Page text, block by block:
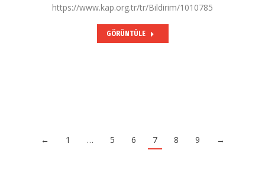
https://www.kap.org.tr/tr/Bildirim/1010785
GÖRÜNTÜLE
← 1 … 5 6 7 8 9 →